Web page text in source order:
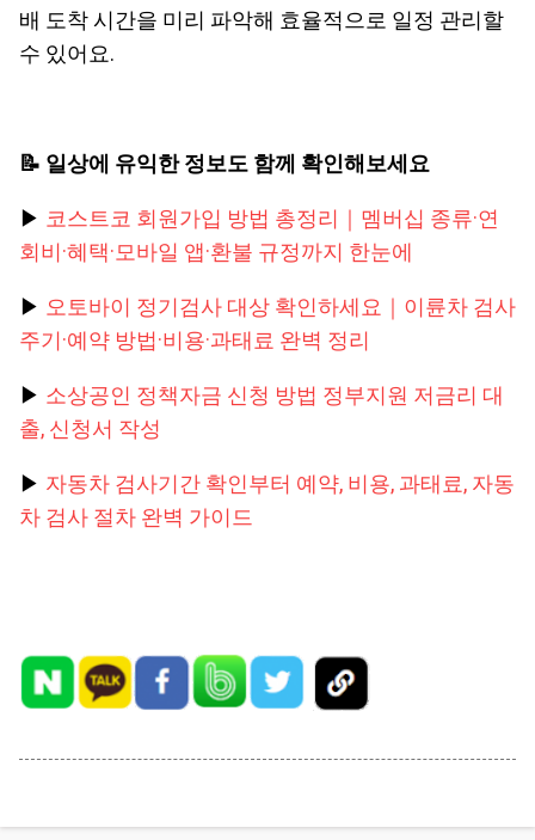
배 도착 시간을 미리 파악해 효율적으로 일정 관리할
수 있어요.
📝 일상에 유익한 정보도 함께 확인해보세요
▶ 코스트코 회원가입 방법 총정리｜멤버십 종류·연
회비·혜택·모바일 앱·환불 규정까지 한눈에
▶ 오토바이 정기검사 대상 확인하세요｜이륜차 검사
주기·예약 방법·비용·과태료 완벽 정리
▶ 소상공인 정책자금 신청 방법 정부지원 저금리 대
출, 신청서 작성
▶ 자동차 검사기간 확인부터 예약, 비용, 과태료, 자동
차 검사 절차 완벽 가이드